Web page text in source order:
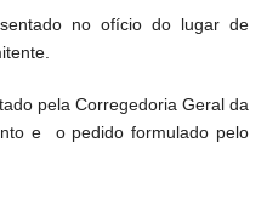
no ofício do lugar de
pela Corregedoria Geral da
e o pedido formulado pelo